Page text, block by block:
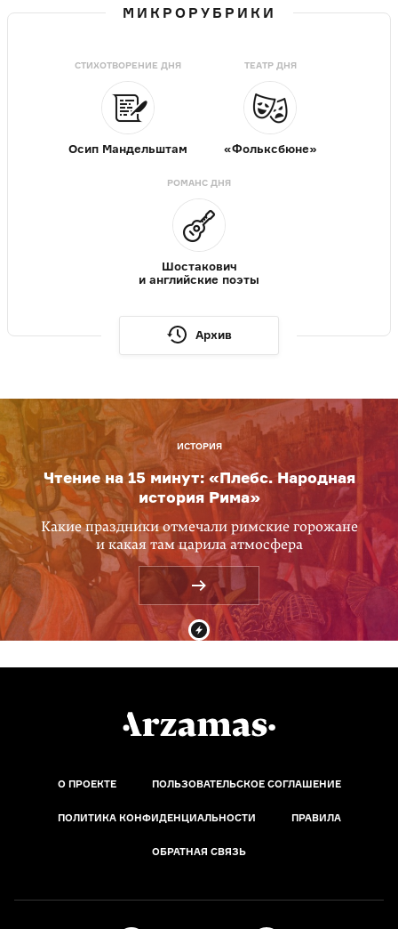
МИКРОРУБРИКИ
СТИХОТВОРЕНИЕ ДНЯ
Осип Мандельштам
ТЕАТР ДНЯ
«Фольксбюне»
РОМАНС ДНЯ
Шостакович
и английские поэты
Архив
ИСТОРИЯ
Чтение на 15 минут: «Плебс. Народная
история Рима»
Какие праздники отмечали римские горожане
и какая там царила атмосфера
О ПРОЕКТЕ ПОЛЬЗОВАТЕЛЬСКОЕ СОГЛАШЕНИЕ
ПОЛИТИКА КОНФИДЕНЦИАЛЬНОСТИ ПРАВИЛА
ОБРАТНАЯ СВЯЗЬ